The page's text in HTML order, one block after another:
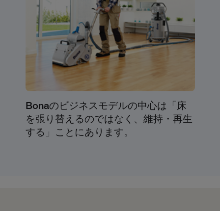
Bonaのビジネスモデルの中心は「床
を張り替えるのではなく、維持・再生
する」ことにあります。